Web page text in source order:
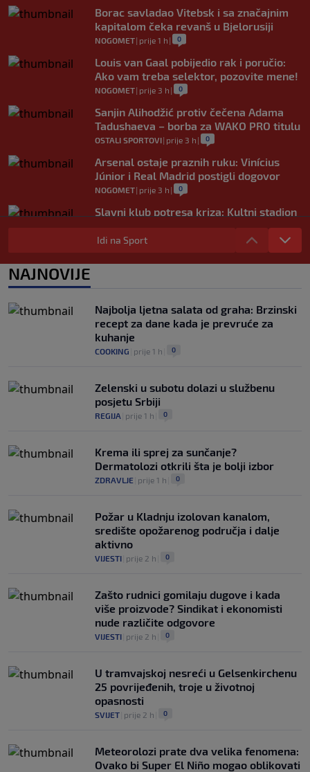
Borac savladao Vitebsk i sa značajnim
kapitalom čeka revanš u Bjelorusiji
NOGOMET| prije 1 h | 0
Louis van Gaal pobijedio rak i poručio:
Ako vam treba selektor, pozovite mene!
NOGOMET| prije 3 h | 0
Sanjin Alihodžić protiv čečena Adama
Tadushaeva – borba za WAKO PRO titulu
OSTALI SPORTOVI| prije 3 h | 0
Arsenal ostaje praznih ruku: Vinícius
Júnior i Real Madrid postigli dogovor
NOGOMET| prije 3 h | 0
Slavni klub potresa kriza: Kultni stadion
u Italiji bit će prazan na početku sezone,
navijači objavili rat upravi
Idi na Sport
NAJNOVIJE
Najbolja ljetna salata od graha: Brzinski
recept za dane kada je prevruće za
kuhanje
COOKING prije 1 h 0
Zelenski u subotu dolazi u službenu
posjetu Srbiji
REGIJA prije 1 h 0
Krema ili sprej za sunčanje?
Dermatolozi otkrili šta je bolji izbor
ZDRAVLJE prije 1 h 0
Požar u Kladnju izolovan kanalom,
središte opožarenog područja i dalje
aktivno
VIJESTI prije 2 h 0
Zašto rudnici gomilaju dugove i kada
više proizvode? Sindikat i ekonomisti
nude različite odgovore
VIJESTI prije 2 h 0
U tramvajskoj nesreći u Gelsenkirchenu
25 povrijeđenih, troje u životnoj
opasnosti
SVIJET prije 2 h 0
Meteorolozi prate dva velika fenomena:
Ovako bi Super El Niño mogao oblikovati